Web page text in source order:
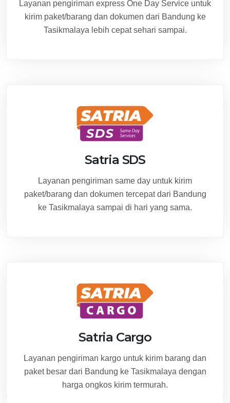
Layanan pengiriman express One Day Service untuk
kirim paket/barang dan dokumen dari Bandung ke
Tasikmalaya lebih cepat sehari sampai.
Satria SDS
Layanan pengiriman same day untuk kirim
paket/barang dan dokumen tercepat dari Bandung
ke Tasikmalaya sampai di hari yang sama.
Satria Cargo
Layanan pengiriman kargo untuk kirim barang dan
paket besar dari Bandung ke Tasikmalaya dengan
harga ongkos kirim termurah.